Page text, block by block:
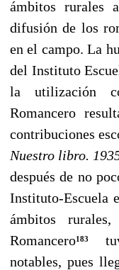
ámbitos rurales
difusión de los
en el campo. La
del Instituto
la utilización
Romancero
contribuciones
Nuestro libro.
después de no
Instituto-Escuela
ámbitos
Romancero183
notables, pues